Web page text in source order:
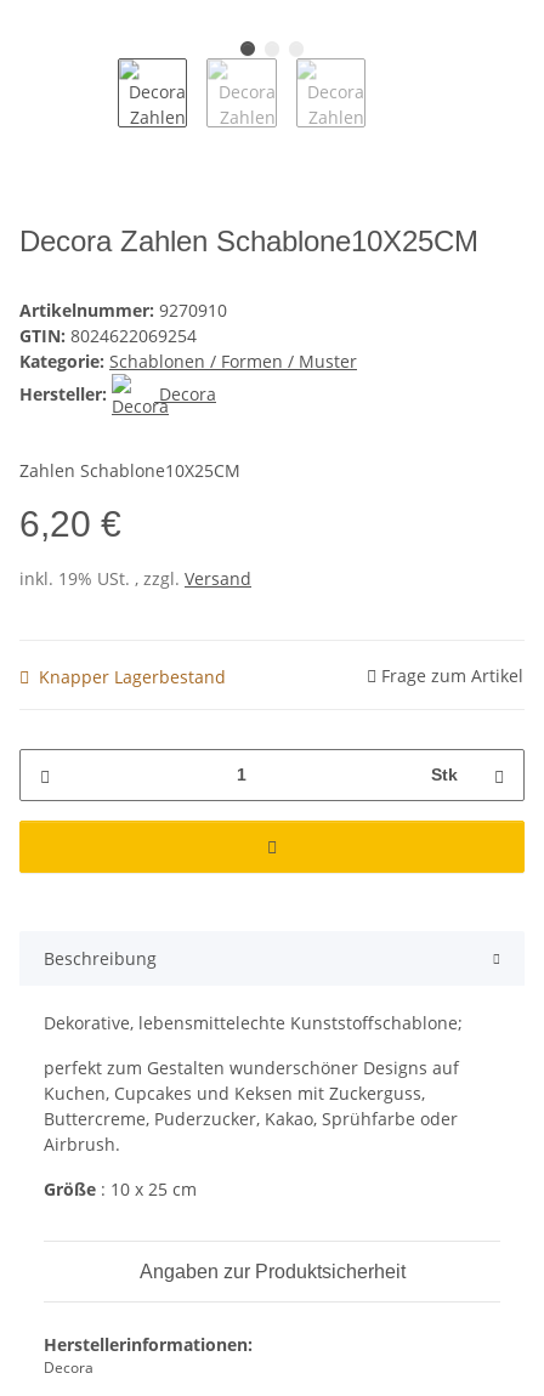
Decora Zahlen Schablone10X25CM
Artikelnummer: 9270910
GTIN: 8024622069254
Kategorie: Schablonen / Formen / Muster
Hersteller:
Decora
Zahlen Schablone10X25CM
6,20 €
inkl. 19% USt. , zzgl. Versand
Knapper Lagerbestand Frage zum Artikel
Stk
Beschreibung
Dekorative, lebensmittelechte Kunststoffschablone;
perfekt zum Gestalten wunderschöner Designs auf
Kuchen, Cupcakes und Keksen mit Zuckerguss,
Buttercreme, Puderzucker, Kakao, Sprühfarbe oder
Airbrush.
Größe : 10 x 25 cm
Angaben zur Produktsicherheit
Herstellerinformationen:
Decora